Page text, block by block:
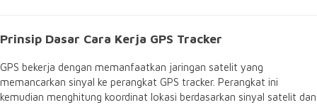
Prinsip Dasar Cara Kerja GPS Tracker
GPS bekerja dengan memanfaatkan jaringan satelit yang
memancarkan sinyal ke perangkat GPS tracker. Perangkat ini
kemudian menghitung koordinat lokasi berdasarkan sinyal satelit dan